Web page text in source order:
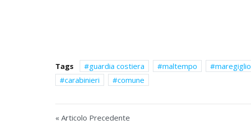
Tags guardia costiera maltempo maregiglio
carabinieri
comune
« Articolo Precedente